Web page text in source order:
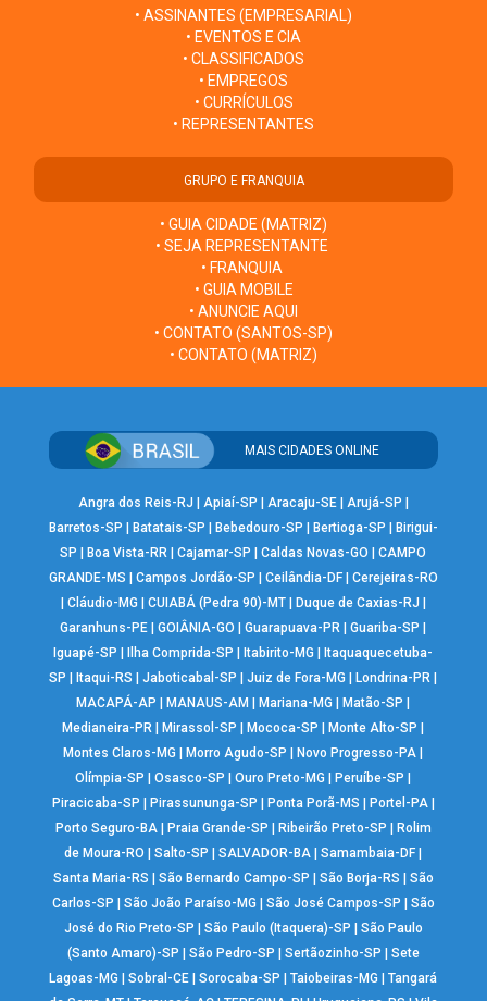
• ASSINANTES (EMPRESARIAL)
• EVENTOS E CIA
• CLASSIFICADOS
• EMPREGOS
• CURRÍCULOS
• REPRESENTANTES
GRUPO E FRANQUIA
• GUIA CIDADE (MATRIZ)
• SEJA REPRESENTANTE
• FRANQUIA
• GUIA MOBILE
• ANUNCIE AQUI
• CONTATO (SANTOS-SP)
• CONTATO (MATRIZ)
MAIS CIDADES ONLINE
Angra dos Reis-RJ | Apiaí-SP | Aracaju-SE| Arujá-SP |
Barretos-SP | Batatais-SP | Bebedouro-SP | Bertioga-SP | Birigui-
SP |Boa Vista-RR |Cajamar-SP |Caldas Novas-GO |CAMPO
GRANDE-MS | Campos Jordão-SP | Ceilândia-DF| Cerejeiras-RO
| Cláudio-MG | CUIABÁ (Pedra 90)-MT| Duque de Caxias-RJ |
Garanhuns-PE |GOIÂNIA-GO |Guarapuava-PR |Guariba-SP |
Iguapé-SP |Ilha Comprida-SP |Itabirito-MG |Itaquaquecetuba-
SP |Itaqui-RS |Jaboticabal-SP |Juiz de Fora-MG |Londrina-PR |
MACAPÁ-AP |MANAUS-AM |Mariana-MG |Matão-SP |
Medianeira-PR |Mirassol-SP |Mococa-SP |Monte Alto-SP |
Montes Claros-MG |Morro Agudo-SP |Novo Progresso-PA |
Olímpia-SP |Osasco-SP |Ouro Preto-MG |Peruíbe-SP |
Piracicaba-SP | Pirassununga-SP | Ponta Porã-MS | Portel-PA|
Porto Seguro-BA| Praia Grande-SP | Ribeirão Preto-SP | Rolim
de Moura-RO |Salto-SP |SALVADOR-BA |Samambaia-DF |
Santa Maria-RS | São Bernardo Campo-SP | São Borja-RS | São
Carlos-SP | São João Paraíso-MG | São José Campos-SP | São
José do Rio Preto-SP | São Paulo (Itaquera)-SP | São Paulo
(Santo Amaro)-SP | São Pedro-SP | Sertãozinho-SP | Sete
Lagoas-MG |Sobral-CE |Sorocaba-SP |Taiobeiras-MG |Tangará